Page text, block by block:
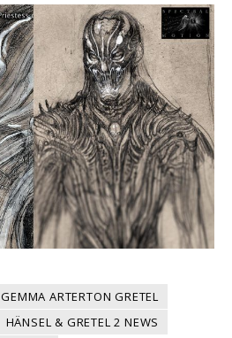
GEMMA ARTERTON GRETEL
HÄNSEL & GRETEL 2 NEWS